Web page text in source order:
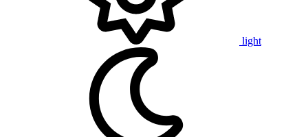
light